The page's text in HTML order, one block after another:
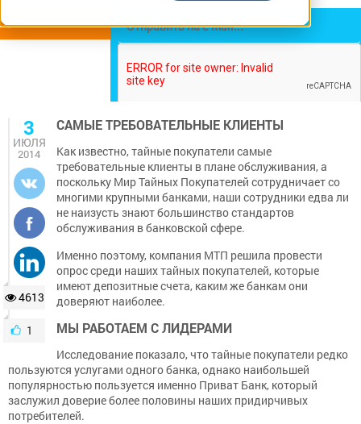
Время чтения:10 мин
3
ИЮЛЯ
2014
4613
1
САМЫЕ ТРЕБОВАТЕЛЬНЫЕ КЛИЕНТЫ
Как известно, тайные покупатели самые
требовательные клиенты в плане обслуживания, а
поскольку Мир Тайных Покупателей сотрудничает со
многими крупными банками, наши сотрудники едва ли
не наизусть знают большинство стандартов
обслуживания в банковской сфере.
Именно поэтому, компания МТП решила провести
опрос среди наших тайных покупателей, которые
имеют депозитные счета, каким же банкам они
доверяют наиболее.
МЫ РАБОТАЕМ С ЛИДЕРАМИ
Исследование показало, что тайные покупатели редко
пользуются услугами одного банка, однако наибольшей
популярностью пользуется именно Приват Банк, который
заслужил доверие более половины наших придирчивых
потребителей.